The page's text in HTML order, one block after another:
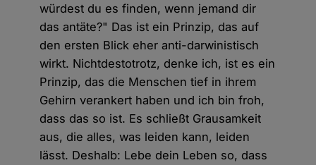
würdest du es finden, wenn jemand dir
das antäte?" Das ist ein Prinzip, das auf
den ersten Blick eher anti-darwinistisch
wirkt. Nichtdestotrotz, denke ich, ist es ein
Prinzip, das die Menschen tief in ihrem
Gehirn verankert haben und ich bin froh,
dass das so ist. Es schließt Grausamkeit
aus, die alles, was leiden kann, leiden
lässt. Deshalb: Lebe dein Leben so, dass